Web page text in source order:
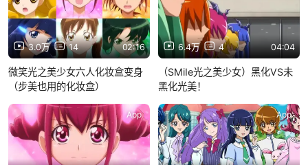
3.0万 14 02:16
微笑光之美少女六人化妆盒变身
（步美也用的化妆盒）
6.4万 4 04:04
（SMiIe光之美少女）黑化VS未
黑化光美！
App App